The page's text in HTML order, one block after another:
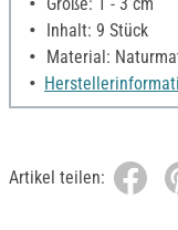
Inhalt: 9 Stück
Material:
Artikel teilen: